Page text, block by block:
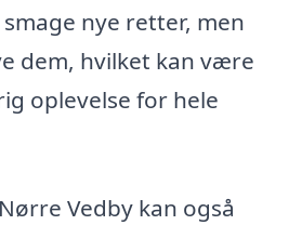
nye retter, men
dem, hvilket kan være
oplevelse for hele
Vedby kan også